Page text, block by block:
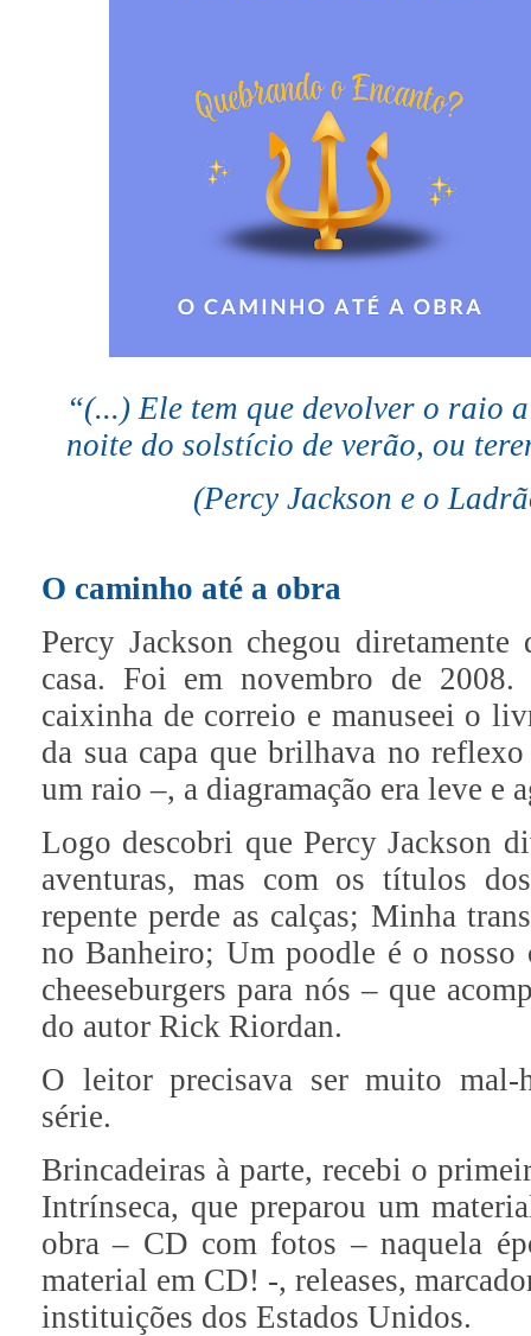
“(...) Ele tem que devolver o raio
noite do solstício de verão, ou
(Percy Jackson e o
O caminho até a obra
Percy Jackson chegou
casa. Foi em novembro de
caixinha de correio e manuseei o
da sua capa que brilhava no
um raio –, a diagramação era leve e
Logo descobri que Percy Jackson
aventuras, mas com os títulos
repente perde as calças; Minha
no Banheiro; Um poodle é o nosso
cheeseburgers para nós – que
do autor Rick Riordan.
O leitor precisava ser muito mal-
série.
Brincadeiras à parte, recebi o
Intrínseca, que preparou um
obra – CD com fotos – naquela
material em CD! -, releases,
instituições dos Estados Unidos.